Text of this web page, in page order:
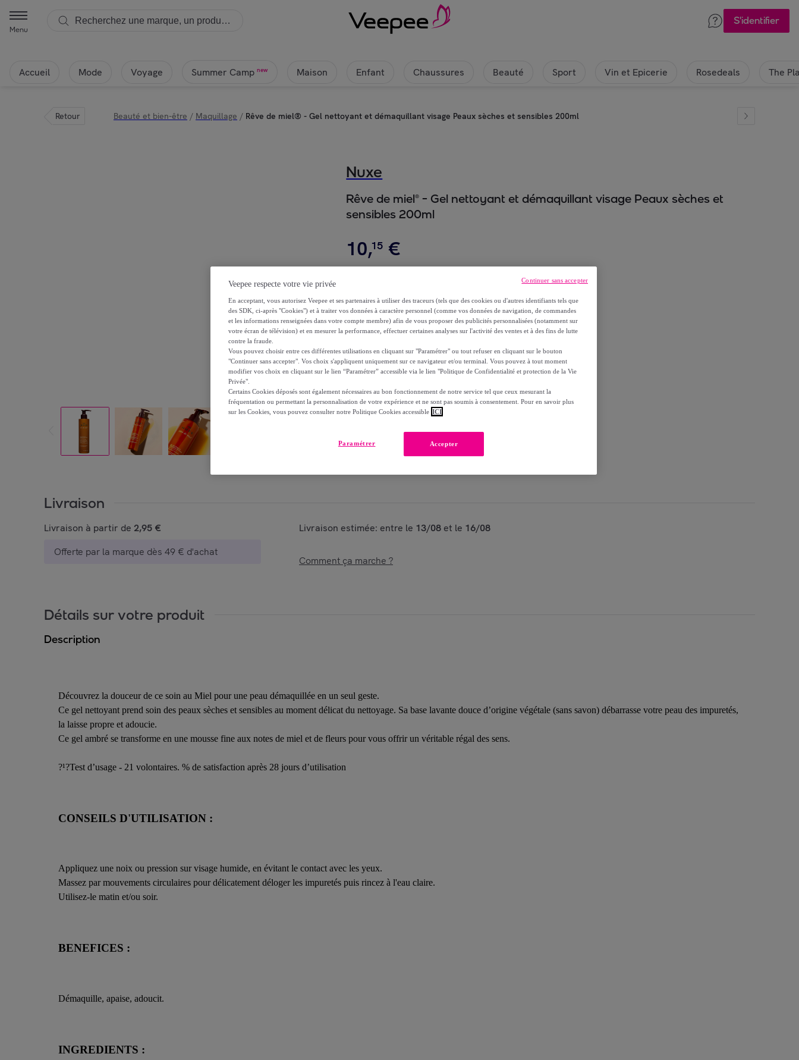
Menu
S'identifier
Accueil Mode Voyage Summer Camp new Maison Enfant Chaussures Beauté Sport Vin et Epicerie Rosedeals The
Retour Beauté et bien-être / Maquillage / Rêve de miel® - Gel nettoyant et démaquillant visage Peaux sèches et sensibles 200ml
Nuxe
Rêve de miel® - Gel nettoyant et démaquillant visage Peaux sèches et
sensibles 200ml
10,15 €
Modèle : 200 ml Flacon pompe
1 Ajouter au panier
Vendu parMyOrigines
Partager cet article
Livraison
Livraison à partir de 2,95 €
Offerte par la marque dès 49 € d'achat
Livraison estimée: entre le 13/08 et le 16/08
Comment ça marche ?
Détails sur votre produit
Description
Découvrez la douceur de ce soin au Miel pour une peau démaquillée en un seul geste.
Ce gel nettoyant prend soin des peaux sèches et sensibles au moment délicat du nettoyage. Sa base lavante douce d’origine végétale (sans savon) débarrasse votre peau des impuretés,
la laisse propre et adoucie.
Ce gel ambré se transforme en une mousse fine aux notes de miel et de fleurs pour vous offrir un véritable régal des sens.
?¹?Test d’usage - 21 volontaires. % de satisfaction après 28 jours d’utilisation
CONSEILS D'UTILISATION :
Appliquez une noix ou pression sur visage humide, en évitant le contact avec les yeux.
Massez par mouvements circulaires pour délicatement déloger les impuretés puis rincez à l'eau claire.
Utilisez-le matin et/ou soir.
BENEFICES :
Démaquille, apaise, adoucit.
INGREDIENTS :
Veepee respecte votre vie privée
En acceptant, vous autorisez Veepee et ses partenaires à utiliser des traceurs (tels que des cookies ou d'autres identifiants tels que
des SDK, ci-après "Cookies") et à traiter vos données à caractère personnel (comme vos données de navigation, de commandes
et les informations renseignées dans votre compte membre) afin de vous proposer des publicités personnalisées (notamment sur
votre écran de télévision) et en mesurer la performance, effectuer certaines analyses sur l'activité des ventes et à des fins de lutte
contre la fraude.
Vous pouvez choisir entre ces différentes utilisations en cliquant sur "Paramétrer" ou tout refuser en cliquant sur le bouton
"Continuer sans accepter". Vos choix s'appliquent uniquement sur ce navigateur et/ou terminal. Vous pouvez à tout moment
modifier vos choix en cliquant sur le lien “Paramétrer” accessible via le lien "Politique de Confidentialité et protection de la Vie
Privée".
Certains Cookies déposés sont également nécessaires au bon fonctionnement de notre service tel que ceux mesurant la
fréquentation ou permettant la personnalisation de votre expérience et ne sont pas soumis à consentement. Pour en savoir plus
sur les Cookies, vous pouvez consulter notre Politique Cookies accessible ICI
Accepter
Paramétrer
Continuer sans accepter